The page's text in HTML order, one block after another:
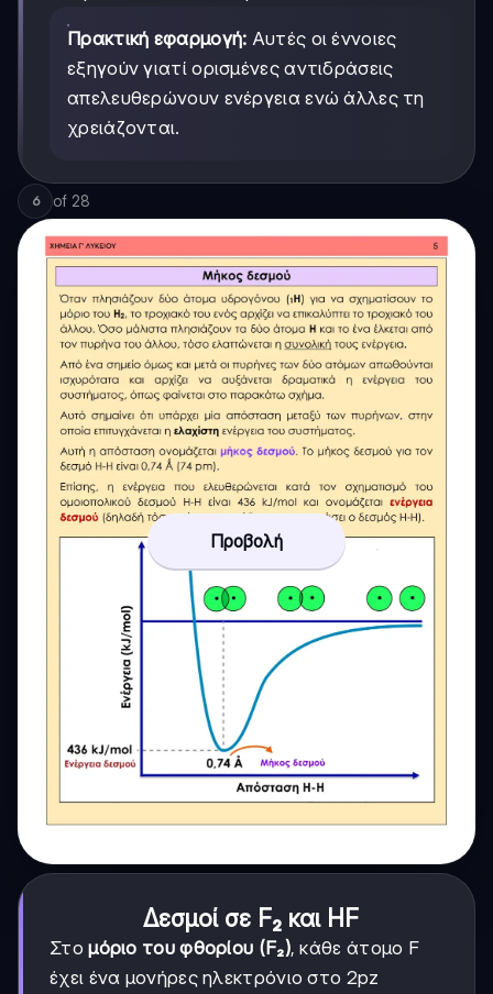
Πρακτική εφαρμογή: Αυτές οι έννοιες
εξηγούν γιατί ορισμένες αντιδράσεις
απελευθερώνουν ενέργεια ενώ άλλες τη
χρειάζονται.
6 of 28
Προβολή
Δεσμοί σε F₂ και HF
Στομόριο του φθορίου (F₂), κάθε άτομο F
έχει ένα μονήρες ηλεκτρόνιο στο 2pz